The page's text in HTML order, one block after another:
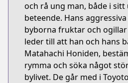
och rå ung man, både i
beteende. Hans
byborna fruktar och
leder till att han och hans
Matahachi Honiden,
rymma och söka något
bylivet. De går med i